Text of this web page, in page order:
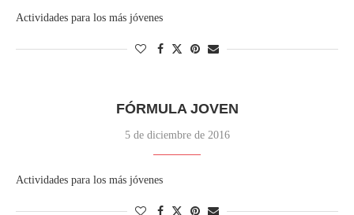
Actividades para los más jóvenes
FÓRMULA JOVEN
5 de diciembre de 2016
Actividades para los más jóvenes